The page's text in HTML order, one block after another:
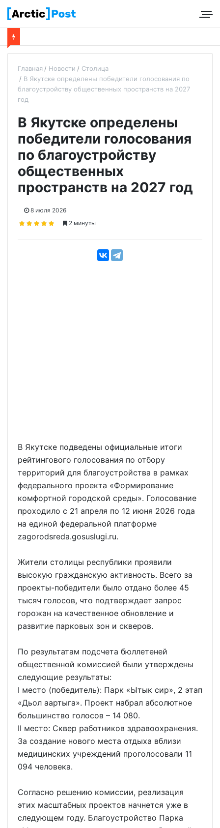
Главная Новости
Столица
В Якутске определены победители голосования по
благоустройству общественных пространств на 2027
год
В Якутске определены
победители голосования
по благоустройству
общественных
пространств на 2027 год
8 июля 2026
2 минуты
В Якутске подведены официальные итоги
рейтингового голосования по отбору
территорий для благоустройства в рамках
федерального проекта «Формирование
комфортной городской среды». Голосование
проходило с 21 апреля по 12 июня 2026 года
на единой федеральной платформе
zagorodsreda.gosuslugi.ru.
Жители столицы республики проявили
высокую гражданскую активность. Всего за
проекты-победители было отдано более 45
тысяч голосов, что подтверждает запрос
горожан на качественное обновление и
развитие парковых зон и скверов.
По результатам подсчета бюллетеней
общественной комиссией были утверждены
следующие результаты:
I место (победитель): Парк «Ытык сир», 2 этап
«Дьол аартыга». Проект набрал абсолютное
большинство голосов – 14 080.
II место: Сквер работников здравоохранения.
За создание нового места отдыха вблизи
медицинских учреждений проголосовали 11
094 человека.
Согласно решению комиссии, реализация
этих масштабных проектов начнется уже в
следующем году. Благоустройство Парка